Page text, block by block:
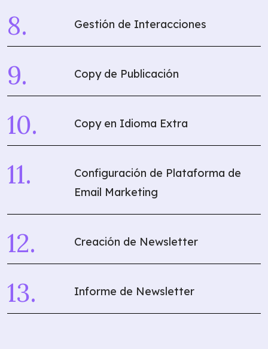
Gestión de Interacciones
Copy de Publicación
Copy en Idioma Extra
Configuración de Plataforma de
Email Marketing
Creación de Newsletter
Informe de Newsletter